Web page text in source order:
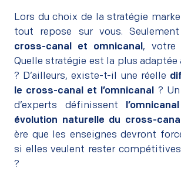
Lors du choix de la stratégie
tout repose sur vous.
cross-canal et omnicanal , votre
Quelle stratégie est la plus
? D’ailleurs, existe-t-il une réelle
le cross-canal et l’omnicanal ?
d’experts définissent
évolution naturelle du cross-canal
ère que les enseignes devront
si elles veulent rester
?